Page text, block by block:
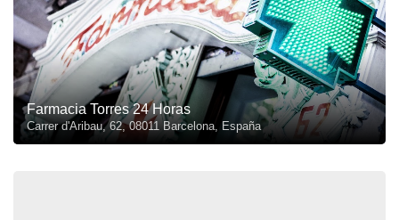
Farmacia Torres 24 Horas
Carrer d'Aribau, 62, 08011 Barcelona, España